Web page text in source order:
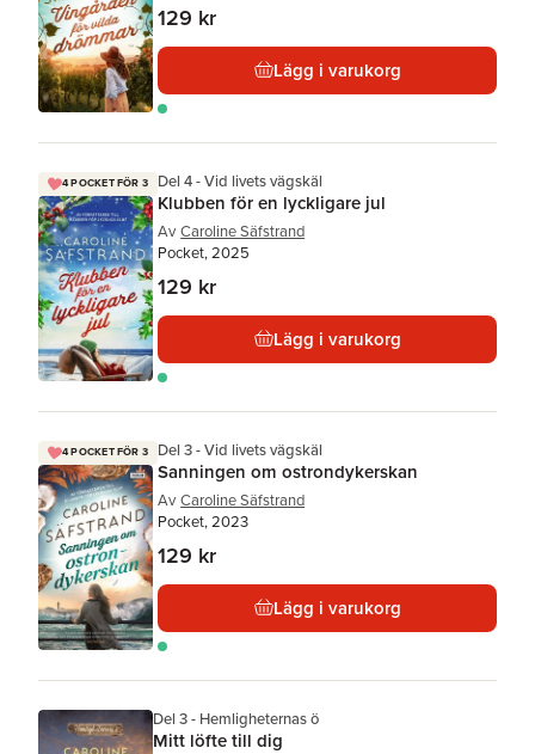
129 kr
Lägg i varukorg
4 POCKET FÖR 3 Del 4 - Vid livets vägskäl
Klubben för en lyckligare jul
Av Caroline Säfstrand
Pocket, 2025
129 kr
Lägg i varukorg
4 POCKET FÖR 3 Del 3 - Vid livets vägskäl
Sanningen om ostrondykerskan
Av Caroline Säfstrand
Pocket, 2023
129 kr
Lägg i varukorg
Del 3 - Hemligheternas ö
Mitt löfte till dig